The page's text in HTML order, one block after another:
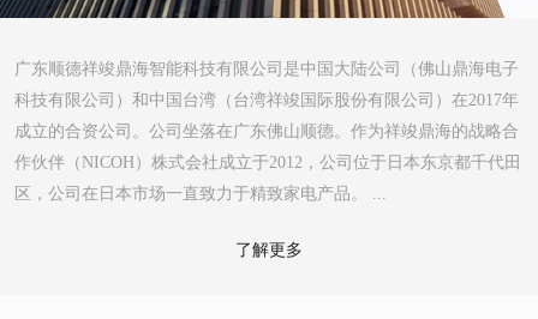
广东顺德祥竣鼎海智能科技有限公司是中国大陆公司（佛山鼎海电子
科技有限公司）和中国台湾（台湾祥竣国际股份有限公司）在2017年
成立的合资公司。公司坐落在广东佛山顺德。作为祥竣鼎海的战略合
作伙伴（NICOH）株式会社成立于2012，公司位于日本东京都千代田
区，公司在日本市场一直致力于精致家电产品。 ...
了解更多